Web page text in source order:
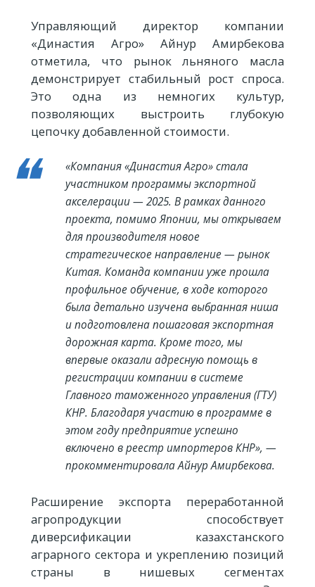
Управляющий директор компании
«Династия Агро» Айнур Амирбекова
отметила, что рынок льняного масла
демонстрирует стабильный рост спроса.
Это одна из немногих культур,
позволяющих выстроить глубокую
цепочку добавленной стоимости.
«Компания «Династия Агро» стала
участником программы экспортной
акселерации — 2025. В рамках данного
проекта, помимо Японии, мы открываем
для производителя новое
стратегическое направление — рынок
Китая. Команда компании уже прошла
профильное обучение, в ходе которого
была детально изучена выбранная ниша
и подготовлена пошаговая экспортная
дорожная карта. Кроме того, мы
впервые оказали адресную помощь в
регистрации компании в системе
Главного таможенного управления (ГТУ)
КНР. Благодаря участию в программе в
этом году предприятие успешно
включено в реестр импортеров КНР», —
прокомментировала Айнур Амирбекова.
Расширение экспорта переработанной
агропродукции способствует
диверсификации казахстанского
аграрного сектора и укреплению позиций
страны в нишевых сегментах